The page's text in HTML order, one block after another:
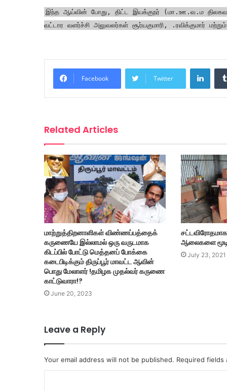
இந்த ஆய்வின் போது, திட்ட இயக்குநர் (மா.ஊ.வ.ம
வட்டார வளர்ச்சி அலுவலர்கள் சூர்யகுமாரி, .ரவிக்குமார்
Facebook Twitter
Related Articles
மாற்றுத்திறனாளிகள் விண்ணப்பத்தைக்
கருணையே இல்லாமல் ஒரு வருடமாக
கிடப்பில் போட்டு மெத்தனப் போக்கை
கடைபிடிக்கும் திருப்பூர் மாவட்ட ஆவின்
பொது மேலாளர் !தமிழக முதல்வர் கருணை
காட்டுவாரா!?
June 20, 2023
ஆலைகளை
July 23, 2021
Leave a Reply
Your email address will not be published. Required fields